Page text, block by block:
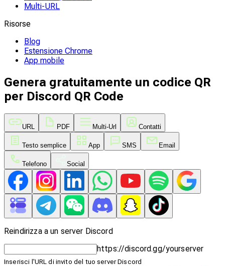
Multi-URL
Risorse
Blog
Estensione Chrome
App mobile
Genera gratuitamente un codice QR
per Discord QR Code
URL PDF Multi-Url Contatti
Testo semplice App SMS Email
Telefono Social
Reindirizza a un server Discord
https://discord.gg/yourserver
Inserisci l'URL di invito del tuo server Discord